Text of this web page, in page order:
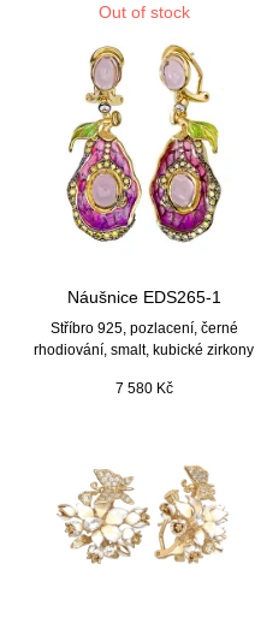
Out of stock
Náušnice EDS265-1
Stříbro 925, pozlacení, černé
rhodiování, smalt, kubické zirkony
7 580 Kč